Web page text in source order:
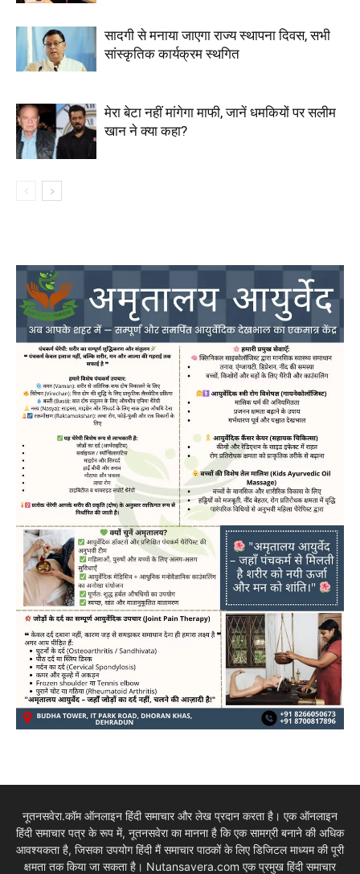
सादगी से मनाया जाएगा राज्य स्थापना दिवस, सभी
सांस्कृतिक कार्यक्रम स्थगित
मेरा बेटा नहीं मांगेगा माफी, जानें धमकियों पर सलीम
खान ने क्या कहा?
नूतनसवेरा.कॉम ऑनलाइन हिंदी समाचार और लेख प्रदान करता है। एक ऑनलाइन
हिंदी समाचार पत्र के रूप में, नूतनसवेरा का मानना है कि एक सामग्री बनाने की अधिक
आवश्यकता है, जिसका उपयोग हिंदी मैं समाचार पाठकों के लिए डिजिटल माध्यम की पूरी
क्षमता तक किया जा सकता है। Nutansavera.com एक प्रमुख हिंदी समाचार